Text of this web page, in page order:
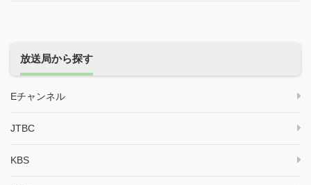
放送局から探す
Eチャンネル
JTBC
KBS